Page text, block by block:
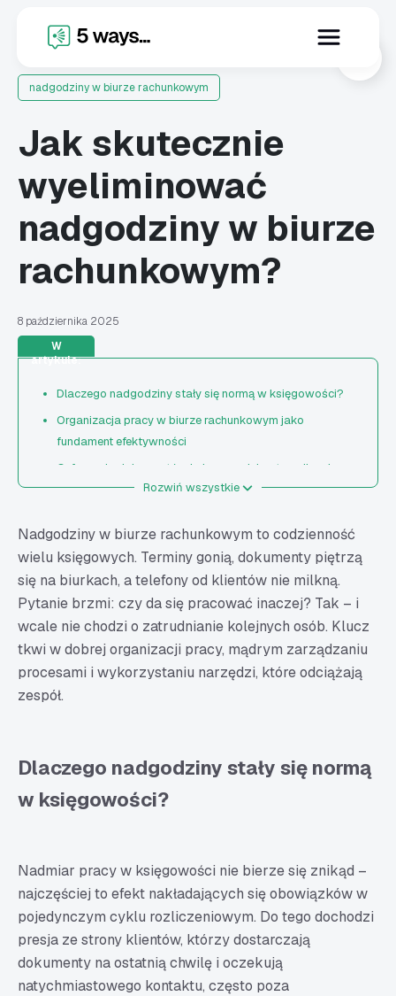
nadgodziny w biurze rachunkowym
Jak skutecznie
wyeliminować
nadgodziny w biurze
rachunkowym?
8 października 2025
W
artykule:
Dlaczego nadgodziny stały się normą w księgowości?
Organizacja pracy w biurze rachunkowym jako
fundament efektywności
Cyfryzacja dokumentów księgowych i optymalizacja
procesów
zespole księgowym
5 ways… jako wsparcie w eliminowaniu nadgodzin w
biurach rachunkowych
Jak ograniczyć nadgodziny w biurze rachunkowym –
podsumowanie
Rozwiń wszystkie
Nadgodziny w biurze rachunkowym to codzienność
wielu księgowych. Terminy gonią, dokumenty piętrzą
się na biurkach, a telefony od klientów nie milkną.
Pytanie brzmi: czy da się pracować inaczej? Tak – i
wcale nie chodzi o zatrudnianie kolejnych osób. Klucz
tkwi w dobrej organizacji pracy, mądrym zarządzaniu
procesami i wykorzystaniu narzędzi, które odciążają
zespół.
Dlaczego nadgodziny stały się normą
w księgowości?
Nadmiar pracy w księgowości nie bierze się znikąd –
najczęściej to efekt nakładających się obowiązków w
pojedynczym cyklu rozliczeniowym. Do tego dochodzi
presja ze strony klientów, którzy dostarczają
dokumenty na ostatnią chwilę i oczekują
natychmiastowego kontaktu, często poza